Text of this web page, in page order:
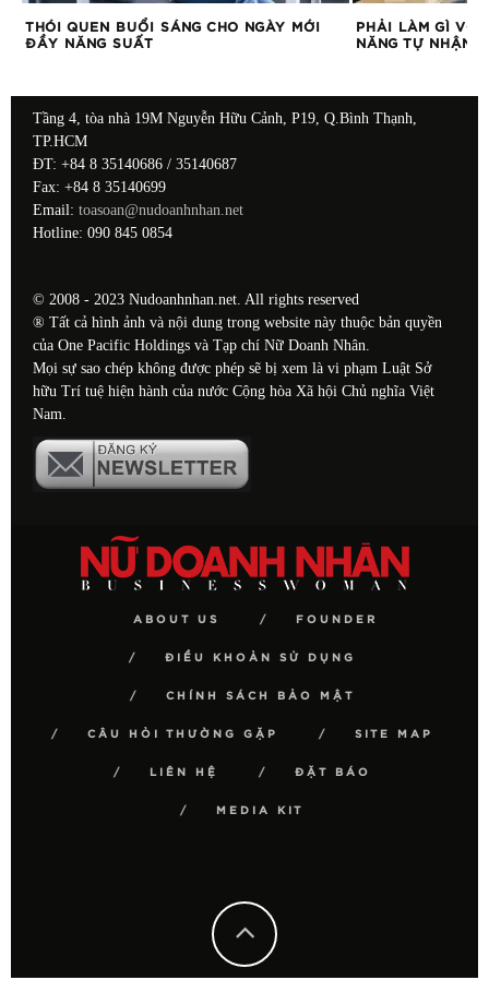
THÓI QUEN BUỔI SÁNG CHO NGÀY MỚI
ĐẦY NĂNG SUẤT
PHẢI LÀM GÌ VỚI
NĂNG TỰ NHẬN
Tầng 4, tòa nhà 19M Nguyễn Hữu Cảnh, P19, Q.Bình Thạnh,
TP.HCM
ĐT: +84 8 35140686 / 35140687
Fax: +84 8 35140699
Email: toasoan@nudoanhnhan.net
Hotline: 090 845 0854
© 2008 - 2023 Nudoanhnhan.net. All rights reserved
® Tất cả hình ảnh và nội dung trong website này thuộc bản quyền
của One Pacific Holdings và Tạp chí Nữ Doanh Nhân.
Mọi sự sao chép không được phép sẽ bị xem là vi phạm Luật Sở
hữu Trí tuệ hiện hành của nước Cộng hòa Xã hội Chủ nghĩa Việt
Nam.
ABOUT US FOUNDER
ĐIỀU KHOẢN SỬ DỤNG
CHÍNH SÁCH BẢO MẬT
CÂU HỎI THƯỜNG GẶP SITE MAP
LIÊN HỆ ĐẶT BÁO
MEDIA KIT